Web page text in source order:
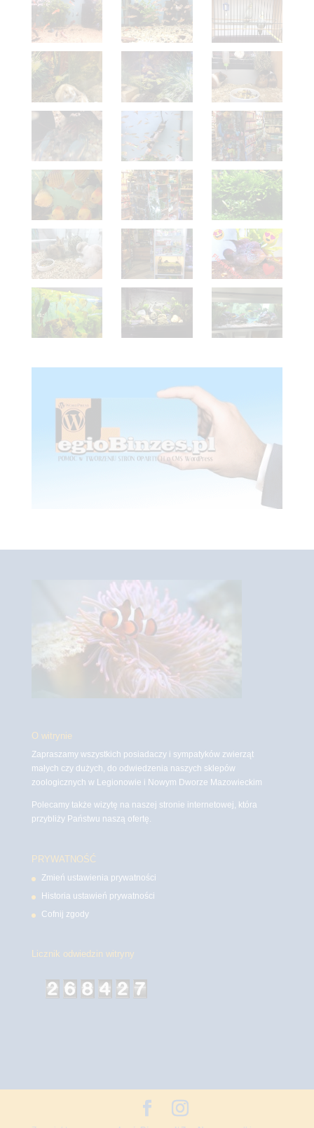
O witrynie
Zapraszamy wszystkich posiadaczy i sympatyków zwierząt
małych czy dużych, do odwiedzenia naszych sklepów
zoologicznych w Legionowie i Nowym Dworze Mazowieckim
Polecamy także wizytę na naszej stronie internetowej, która
przybliży Państwu naszą ofertę.
PRYWATNOŚĆ
Zmień ustawienia prywatności
Historia ustawień prywatności
Cofnij zgody
Licznik odwiedzin witryny